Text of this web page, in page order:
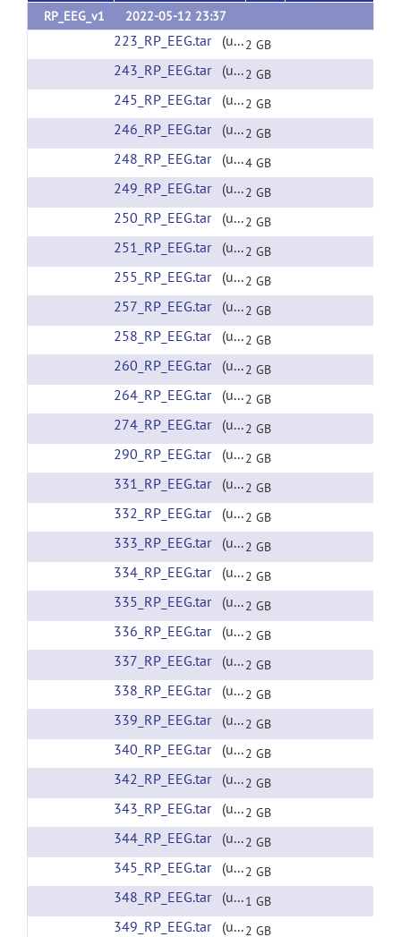
RP_EEG_v1
2022-05-12 23:37
223_RP_EEG.tar(url) 2 GB
243_RP_EEG.tar(url) 2 GB
245_RP_EEG.tar(url) 2 GB
246_RP_EEG.tar(url) 2 GB
248_RP_EEG.tar(url) 4 GB
249_RP_EEG.tar(url) 2 GB
250_RP_EEG.tar(url) 2 GB
251_RP_EEG.tar(url) 2 GB
255_RP_EEG.tar(url) 2 GB
257_RP_EEG.tar(url) 2 GB
258_RP_EEG.tar(url) 2 GB
260_RP_EEG.tar(url) 2 GB
264_RP_EEG.tar(url) 2 GB
274_RP_EEG.tar(url) 2 GB
290_RP_EEG.tar(url) 2 GB
331_RP_EEG.tar(url) 2 GB
332_RP_EEG.tar(url) 2 GB
333_RP_EEG.tar(url) 2 GB
334_RP_EEG.tar(url) 2 GB
335_RP_EEG.tar(url) 2 GB
336_RP_EEG.tar(url) 2 GB
337_RP_EEG.tar(url) 2 GB
338_RP_EEG.tar(url) 2 GB
339_RP_EEG.tar(url) 2 GB
340_RP_EEG.tar(url) 2 GB
342_RP_EEG.tar(url) 2 GB
343_RP_EEG.tar(url) 2 GB
344_RP_EEG.tar(url) 2 GB
345_RP_EEG.tar(url) 2 GB
348_RP_EEG.tar(url) 1 GB
349_RP_EEG.tar(url) 2 GB